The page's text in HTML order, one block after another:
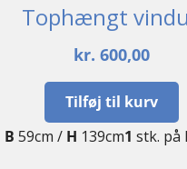
Tophængt
kr. 600,00
Tilføj til kurv
B 59cm / H 139cm1 stk. på